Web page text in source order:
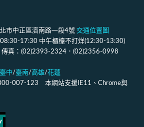
市中正區濟南路一段4號 交通位置圖
17:30 中午櫃檯不打烊(12:30-13:30)
傳真：(02)2393-2324．(02)2356-0998
臺中/臺南/高雄/花蓮
007-123 本網站支援IE11、Chrome與